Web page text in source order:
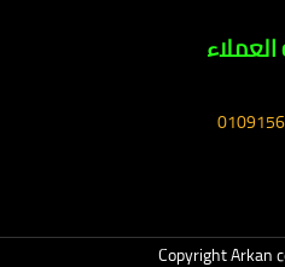
Copyright Arkan